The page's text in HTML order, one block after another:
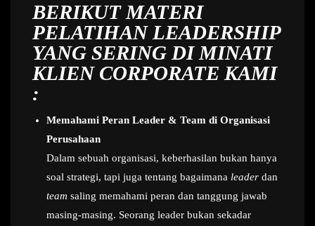
BERIKUT MATERI
PELATIHAN LEADERSHIP
YANG SERING DI MINATI
KLIEN CORPORATE KAMI
:
Memahami Peran Leader & Team di Organisasi
Perusahaan
Dalam sebuah organisasi, keberhasilan bukan hanya
soal strategi, tapi juga tentang bagaimana leader dan
team saling memahami peran dan tanggung jawab
masing-masing. Seorang leader bukan sekadar